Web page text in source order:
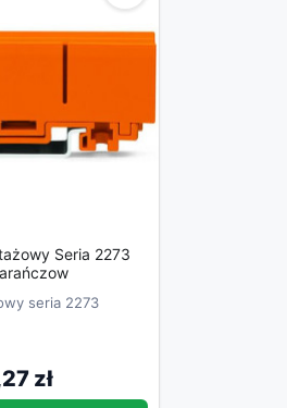
Seria 2273
seria 2273
zł